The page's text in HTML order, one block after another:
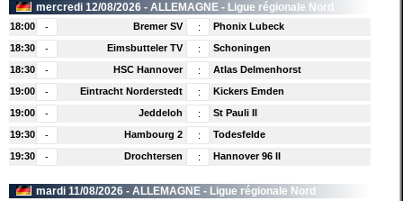
mercredi 12/08/2026 - ALLEMAGNE - Ligue régionale Nord
18:00 - Bremer SV :
Phonix Lubeck
18:30
- Eimsbutteler TV :
Schoningen
18:30
- HSC Hannover :
Atlas Delmenhorst
19:00
- Eintracht Norderstedt :
Kickers Emden
19:00
- Jeddeloh :
St Pauli II
19:30
- Hambourg 2 :
Todesfelde
19:30
- Drochtersen : Hannover 96 II
mardi 11/08/2026 - ALLEMAGNE - Ligue régionale Nord